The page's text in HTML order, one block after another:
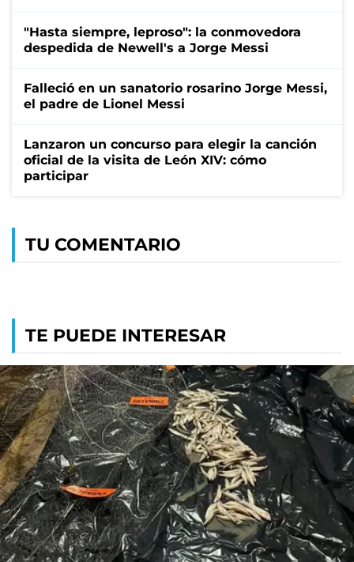
"Hasta siempre, leproso": la conmovedora
despedida de Newell's a Jorge Messi
Falleció en un sanatorio rosarino Jorge Messi,
el padre de Lionel Messi
Lanzaron un concurso para elegir la canción
oficial de la visita de León XIV: cómo
participar
TU COMENTARIO
TE PUEDE INTERESAR